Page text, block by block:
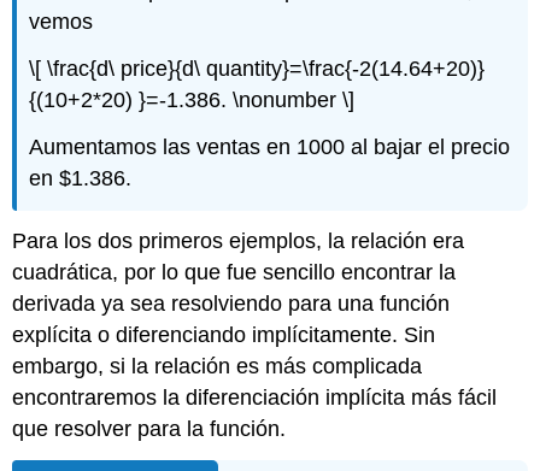
vemos
\[ \frac{d\ price}{d\ quantity}=\frac{-2(14.64+20)}
{(10+2*20) }=-1.386. \nonumber \]
Aumentamos las ventas en 1000 al bajar el precio
en $1.386.
Para los dos primeros ejemplos, la relación era
cuadrática, por lo que fue sencillo encontrar la
derivada ya sea resolviendo para una función
explícita o diferenciando implícitamente. Sin
embargo, si la relación es más complicada
encontraremos la diferenciación implícita más fácil
que resolver para la función.